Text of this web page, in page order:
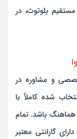
بلوتوث، در
و مشاوره در
شده کاملاً با
باشد. تمام
گارانتی معتبر